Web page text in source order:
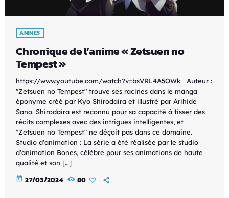
ANIMES
Chronique de l’anime « Zetsuen no
Tempest »
https://www.youtube.com/watch?v=bsVRL4A5OWk Auteur :
"Zetsuen no Tempest" trouve ses racines dans le manga
éponyme créé par Kyo Shirodaira et illustré par Arihide
Sano. Shirodaira est reconnu pour sa capacité à tisser des
récits complexes avec des intrigues intelligentes, et
"Zetsuen no Tempest" ne déçoit pas dans ce domaine.
Studio d'animation : La série a été réalisée par le studio
d'animation Bones, célèbre pour ses animations de haute
qualité et son […]
today 27/03/2024 80